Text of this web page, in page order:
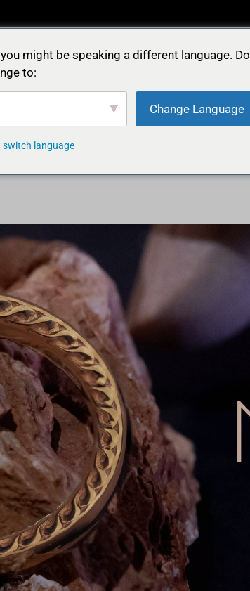
FEDE SOLIDALE NEWS
Feidìa
Iconica
might be speaking a different language. Do
to:
Change Language
switch language